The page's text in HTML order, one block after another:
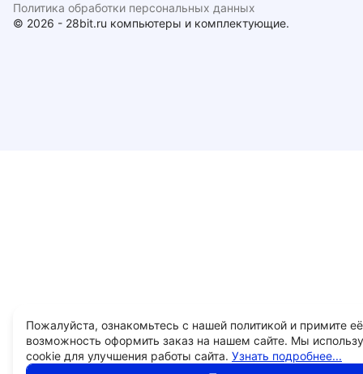
© 2026 - 28bit.ru компьютеры и комплектующие.
Политика обработки персональных данных
Пожалуйста, ознакомьтесь с нашей политикой и примите
возможность оформить заказ на нашем сайте. Мы
cookie для улучшения работы сайта. Узнать подробнее...